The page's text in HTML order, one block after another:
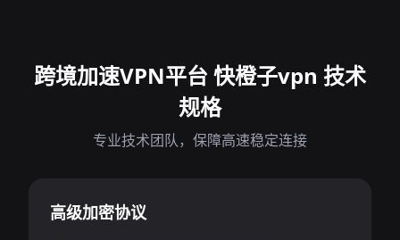
跨境加速VPN平台 快橙子vpn 技术
规格
专业技术团队，保障高速稳定连接
高级加密协议